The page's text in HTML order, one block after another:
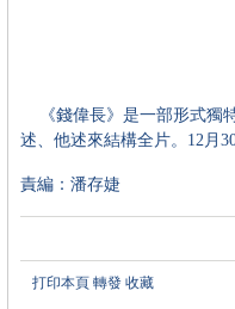
《錢偉長》是一部形式獨
述、他述來結構全片。12月
責編：潘存婕
打印本頁 轉發 收藏